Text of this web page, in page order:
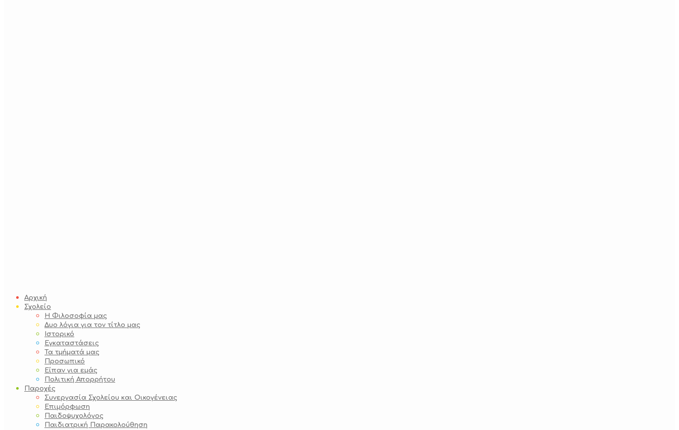
Αρχική
Σχολείο
Η Φιλοσοφία μας
Δυο λόγια για τον τίτλο μας
Ιστορικό
Εγκαταστάσεις
Τα τμήματά μας
Προσωπικό
Είπαν για εμάς
Πολιτική Απορρήτου
Παροχές
Συνεργασία Σχολείου και Οικογένειας
Επιμόρφωση
Παιδοψυχολόγος
Παιδιατρική Παρακολούθηση